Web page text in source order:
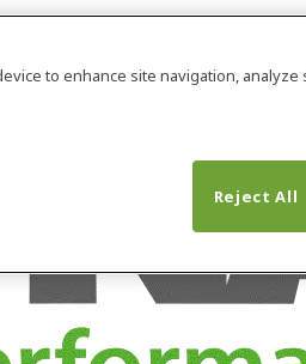
to enhance site navigation,
Reject All